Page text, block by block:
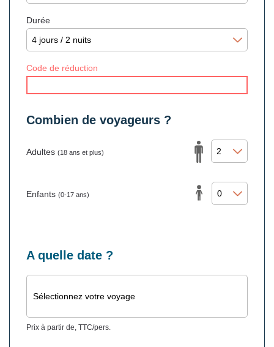
Durée
Code de réduction
Combien de voyageurs ?
Adultes (18 ans et plus)
Enfants (0-17 ans)
A quelle date ?
Sélectionnez votre voyage
Prix à partir de, TTC/pers.